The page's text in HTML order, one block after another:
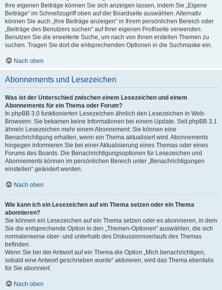
Ihre eigenen Beiträge können Sie sich anzeigen lassen, indem Sie „Eigene
Beiträge“ im Schnellzugriff oben auf der Boardseite auswählen. Alternativ
können Sie auch „Ihre Beiträge anzeigen“ in Ihrem persönlichen Bereich oder
„Beiträge des Benutzers suchen“ auf Ihrer eigenen Profilseite verwenden.
Benutzen Sie die erweiterte Suche, um nach von Ihnen erstellen Themen zu
suchen. Tragen Sie dort die entsprechenden Optionen in die Suchmaske ein.
Nach oben
Abonnements und Lesezeichen
Was ist der Unterschied zwischen einem Lesezeichen und einem
Abonnements für ein Thema oder Forum?
In phpBB 3.0 funktionierten Lesezeichen ähnlich den Lesezeichen in Web-
Browsern: Sie bekamen keine Informationen bei einem Update. Seit phpBB 3.1
ähneln Lesezeichen mehr einem Abonnement: Sie können eine
Benachrichtigung erhalten, wenn ein Thema aktualisiert wird. Abonnements
hingegen informieren Sie bei einer Aktualisierung eines Themas oder eines
Forums des Boards. Die Benachrichtigungsoptionen für Lesezeichen und
Abonnements können im persönlichen Bereich unter „Benachrichtigungen
einstellen“ geändert werden.
Nach oben
Wie kann ich ein Lesezeichen auf ein Thema setzen oder ein Thema
abonnieren?
Sie können ein Lesezeichen auf ein Thema setzen oder es abonnieren, in dem
Sie die entsprechende Option in den „Themen-Optionen“ auswählen, die sich
normalerweise ober- und unterhalb des Diskussionsverlaufs des Themas
befinden.
Wenn Sie bei der Antwort auf ein Thema die Option „Mich benachrichtigen,
sobald eine Antwort geschrieben wurde“ aktivieren, wird das Thema ebenfalls
für Sie abonniert.
Nach oben